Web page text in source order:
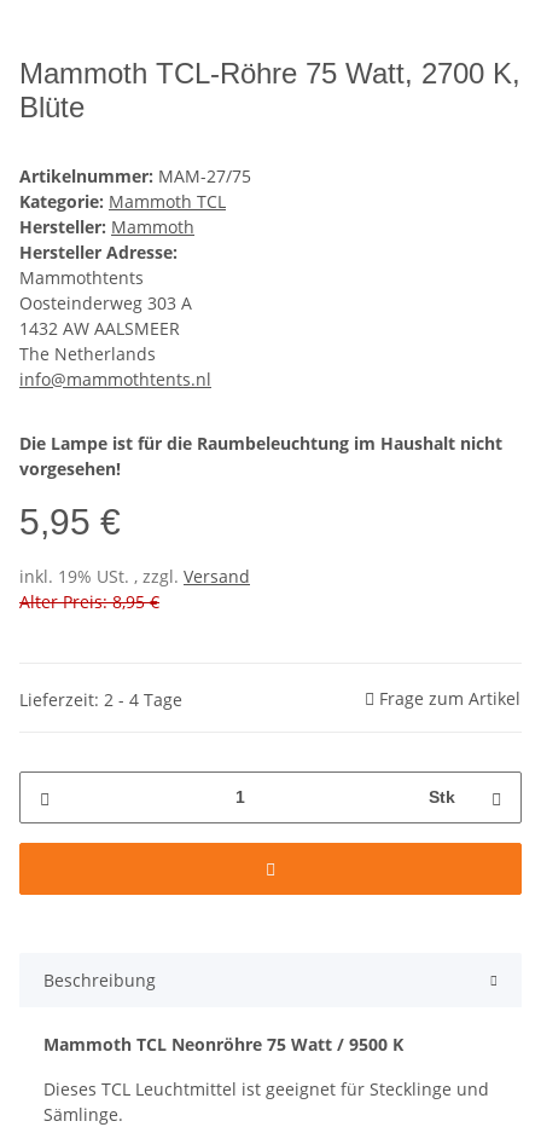
Mammoth TCL-Röhre 75 Watt, 2700 K,
Blüte
Artikelnummer: MAM-27/75
Kategorie: Mammoth TCL
Hersteller: Mammoth
Hersteller Adresse:
Mammothtents
Oosteinderweg 303 A
1432 AW AALSMEER
The Netherlands
info@mammothtents.nl
Die Lampe ist für die Raumbeleuchtung im Haushalt nicht
vorgesehen!
5,95 €
inkl. 19% USt. , zzgl. Versand
Alter Preis: 8,95 €
Lieferzeit: 2 - 4 Tage Frage zum Artikel
Stk
Beschreibung
Mammoth TCL Neonröhre 75 Watt / 9500 K
Dieses TCL Leuchtmittel ist geeignet für Stecklinge und
Sämlinge.